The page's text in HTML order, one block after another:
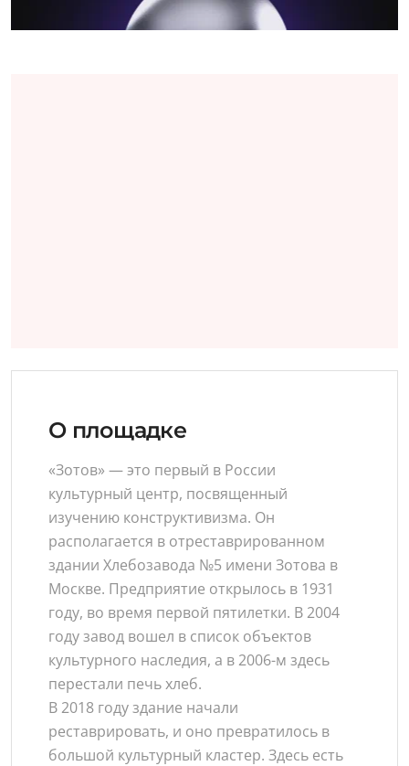
О площадке
«Зотов» — это первый в России
культурный центр, посвященный
изучению конструктивизма. Он
располагается в отреставрированном
здании Хлебозавода №5 имени Зотова в
Москве. Предприятие открылось в 1931
году, во время первой пятилетки. В 2004
году завод вошел в список объектов
культурного наследия, а в 2006-м здесь
перестали печь хлеб.
В 2018 году здание начали
реставрировать, и оно превратилось в
большой культурный кластер. Здесь есть